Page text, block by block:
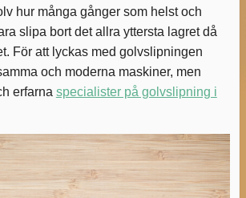
hur många gånger som helst och
slipa bort det allra yttersta lagret då
För att lyckas med golvslipningen
och moderna maskiner, men
erfarna specialister på golvslipning i